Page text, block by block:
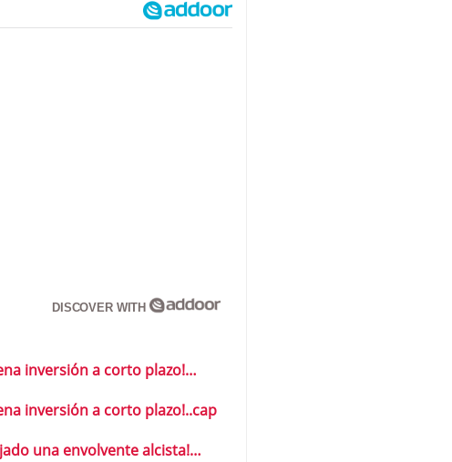
DISCOVER WITH
inversión a corto plazo!…
inversión a corto plazo!..cap
una envolvente alcista!…